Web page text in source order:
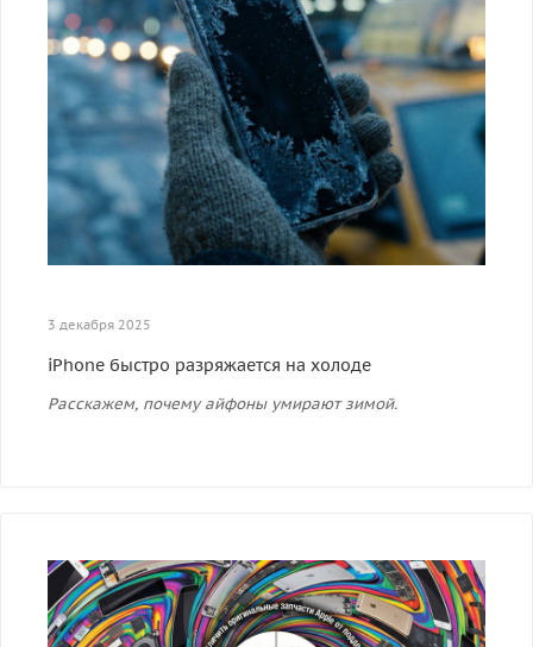
3 декабря 2025
iPhone быстро разряжается на холоде
Расскажем, почему айфоны умирают зимой.